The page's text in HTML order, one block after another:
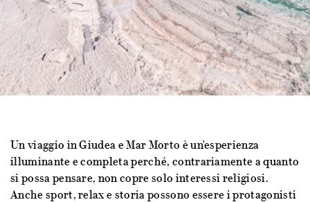
Un viaggio in Giudea e Mar Morto è un'esperienza
illuminante e completa perché, contrariamente a quanto
si possa pensare, non copre solo interessi religiosi.
Anche sport, relax e storia possono essere i protagonisti